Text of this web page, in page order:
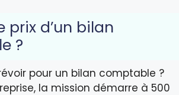
prix d’un bilan
?
pour un bilan comptable ?
la mission démarre à 500